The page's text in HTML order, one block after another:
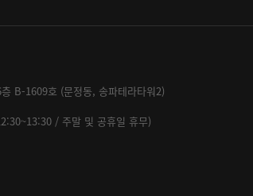
B-1609호 (문정동, 송파테라타워2)
/ 주말 및 공휴일 휴무)